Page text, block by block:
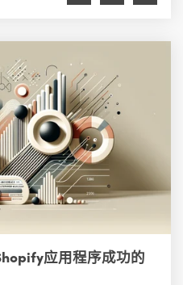
应用程序成功的